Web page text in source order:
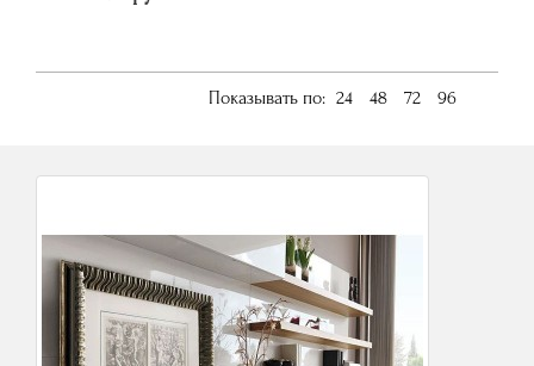
Показывать по: 24 48 72 96